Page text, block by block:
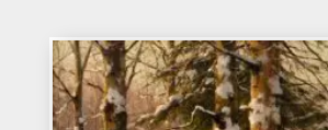
desde
242€
hasta